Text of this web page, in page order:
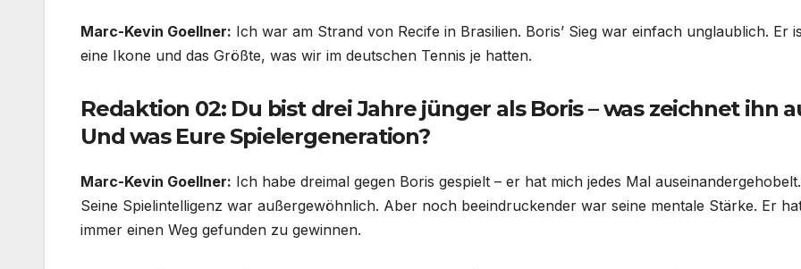
Marc-Kevin Goellner: Ich war am Strand von Recife in Brasilien. Boris’ Sieg war einfach unglaublich. Er
eine Ikone und das Größte, was wir im deutschen Tennis je hatten.
Redaktion 02: Du bist drei Jahre jünger als Boris – was zeichnet ihn
Und was Eure Spielergeneration?
Marc-Kevin Goellner: Ich habe dreimal gegen Boris gespielt – er hat mich jedes Mal auseinandergehobelt.
Seine Spielintelligenz war außergewöhnlich. Aber noch beeindruckender war seine mentale Stärke. Er
immer einen Weg gefunden zu gewinnen.